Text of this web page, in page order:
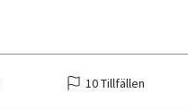
10 Tillfällen